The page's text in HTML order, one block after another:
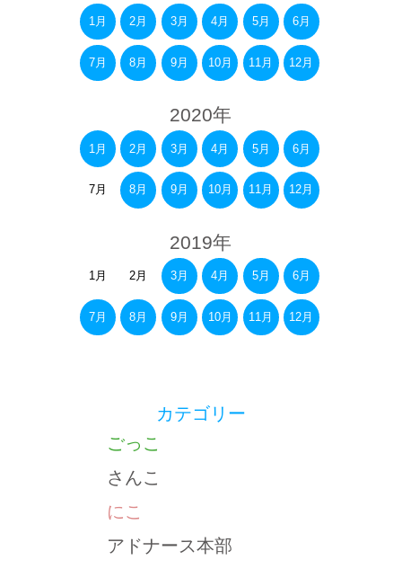
1月 2月 3月 4月 5月 6月
7月 8月 9月 10月 11月 12月
2020年
1月 2月 3月 4月 5月 6月
7月 8月 9月 10月 11月 12月
2019年
1月 2月 3月 4月 5月 6月
7月 8月 9月 10月 11月 12月
カテゴリー
ごっこ
さんこ
にこ
アドナース本部